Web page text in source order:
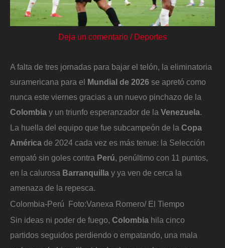
Deja un comentario / Deportes
A falta de tres jornadas para bajar el telón, la eliminatoria
suramericana para el Mundial de 2026 se apretó como
nunca este viernes gracias a un nuevo pinchazo de la
Colombia y un triunfo esperanzador de la Venezuela.
La huella del equipo que fue subcampeón de la Copa
América de 2024 cada vez es más tenue: la Selección
empató sin goles contra Perú, penúltimo con 11 puntos,
en la calurosa Barranquilla y ya ven de cerca la
amenaza de la repesca.
Colombia-Perú Foto:Vanexa Romero/ El Tiempo
Sin ideas ni poder de fuego, Colombia hila cinco
partidos seguidos perdiendo o empatando, una mala